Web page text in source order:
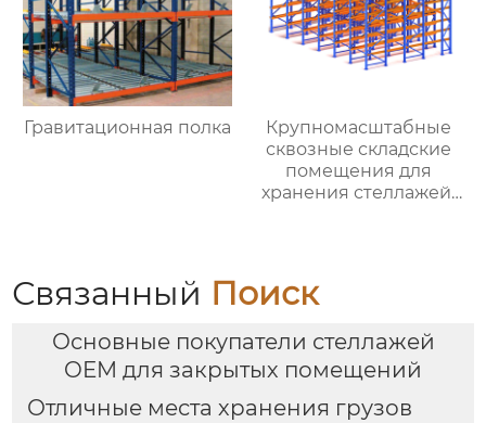
Гравитационная полка
Крупномасштабные
сквозные складские
помещения для
хранения стеллажей,
оптовый склад
Связанный Поиск
Основные покупатели стеллажей
OEM для закрытых помещений
Отличные места хранения грузов